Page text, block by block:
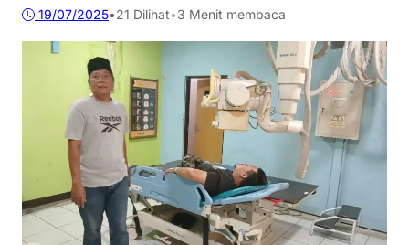
19/07/2025•21 Dilihat•3 Menit membaca